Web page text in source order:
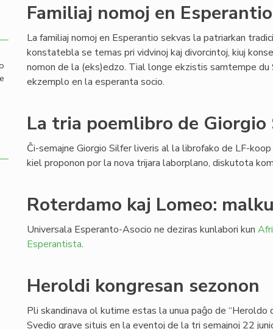
Familiaj nomoj en Esperantio
La familiaj nomoj en Esperantio sekvas la patriarkan
konstatebla se temas pri vidvinoj kaj divorcintoj, kiuj
nomon de la (eks)edzo. Tial longe ekzistis samtempe du
ekzemplo en la esperanta socio.
La tria poemlibro de
Ĉi-semajne Giorgio Silfer liveris al la librofako de LF-
kiel proponon por la nova trijara laborplano, diskutota
Roterdamo kaj Lomeo:
Universala Esperanto-Asocio ne deziras kunlabori kun
Esperantista.
Heroldi kongresan sezonon
Pli skandinava ol kutime estas la unua paĝo de “Heroldo
Svedio grave situis en la eventoj de la tri semajnoj 22